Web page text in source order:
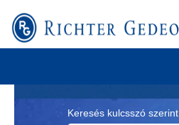
Keresés kulcsszó szerint